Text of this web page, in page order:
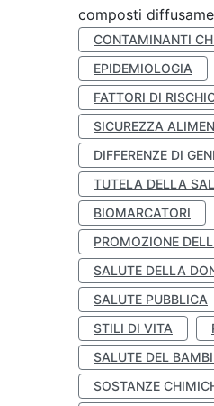
composti
CONTAMINANTI
EPIDEMIOLOGIA
FATTORI DI
SICUREZZA
DIFFERENZE DI
TUTELA DELLA
BIOMARCATORI
PROMOZIONE
SALUTE DELLA
SALUTE PUBBLICA
STILI DI VITA
SALUTE DEL
SOSTANZE